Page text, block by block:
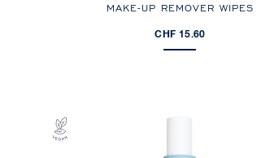
MAKE-UP REMOVER WIPES
CHF 15.60